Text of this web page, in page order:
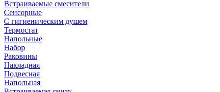
Встраиваемые смесители
Сенсорные
С гигиеническим душем
Термостат
Напольные
Набор
Раковины
Накладная
Подвесная
Напольная